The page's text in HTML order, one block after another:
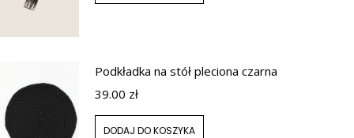
Podkładka na stół pleciona czarna
39.00 zł
DODAJ DO KOSZYKA